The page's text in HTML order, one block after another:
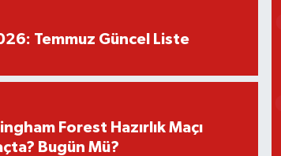
Temmuz Güncel Liste
Forest Hazırlık Maçı
Bugün Mü?